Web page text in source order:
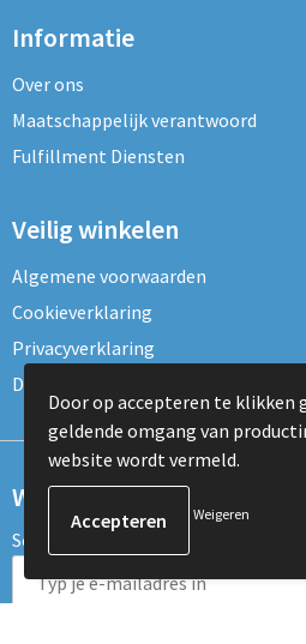
Informatie
Over ons
Maatschappelijk verantwoord
Fulfillment Diensten
Veilig winkelen
Algemene voorwaarden
Cookieverklaring
Privacyverklaring
Disclaimer
Wil je onze nieuwsbrief
Schrijf je dan nu in voor de
Door op accepteren te klikken
geldende omgang van
website wordt vermeld.
Weigeren